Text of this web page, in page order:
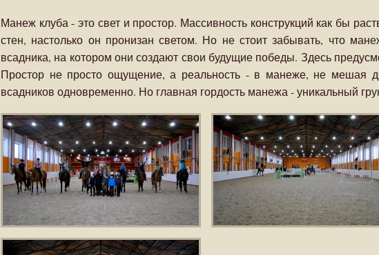
Манеж клуба - это свет и простор. Массивность конструкций как бы
стен, настолько он пронизан светом. Но не стоит забывать, что
всадника, на котором они создают свои будущие победы. Здесь
Простор не просто ощущение, а реальность - в манеже, не мешая
всадников одновременно. Но главная гордость манежа - уникальный